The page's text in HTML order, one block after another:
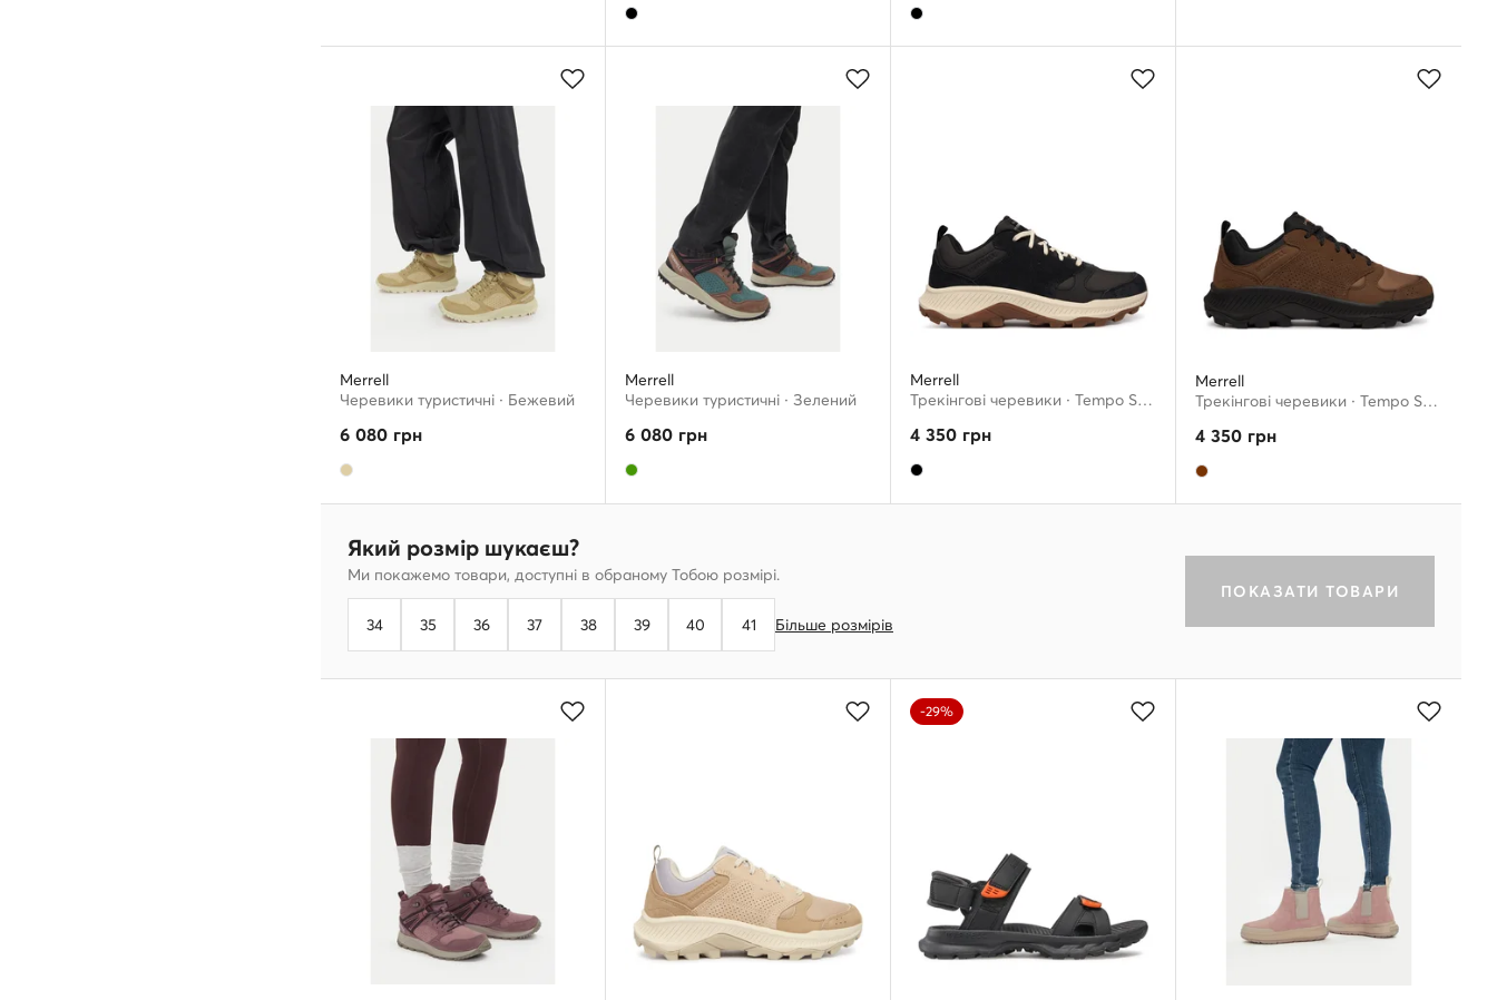
Merrell
Черевики туристичні · Бежевий
6 080 грн
Merrell
Черевики туристичні · Зелений
6 080 грн
Merrell
Трекінгові черевики · Tempo Sol J038725 · Чорний
4 350 грн
Merrell
Трекінгові черевики · Tempo Sol J524801 · Коричневий
4 350 грн
Який розмір шукаєш?
Ми покажемо товари, доступні в обраному Тобою розмірі.
34 35 36 37 38 39 40 41 Більше розмірів
ПОКАЗАТИ ТОВАРИ
-29%